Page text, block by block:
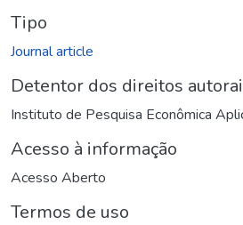
Tipo
Journal article
Detentor dos direitos
Instituto de Pesquisa Econômica
Acesso à informação
Acesso Aberto
Termos de uso